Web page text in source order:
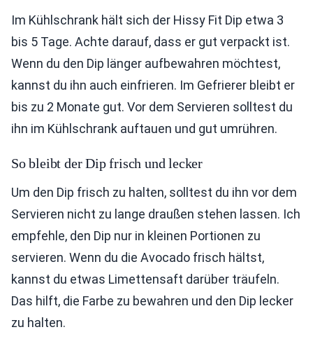
Im Kühlschrank hält sich der Hissy Fit Dip etwa 3
bis 5 Tage. Achte darauf, dass er gut verpackt ist.
Wenn du den Dip länger aufbewahren möchtest,
kannst du ihn auch einfrieren. Im Gefrierer bleibt er
bis zu 2 Monate gut. Vor dem Servieren solltest du
ihn im Kühlschrank auftauen und gut umrühren.
So bleibt der Dip frisch und lecker
Um den Dip frisch zu halten, solltest du ihn vor dem
Servieren nicht zu lange draußen stehen lassen. Ich
empfehle, den Dip nur in kleinen Portionen zu
servieren. Wenn du die Avocado frisch hältst,
kannst du etwas Limettensaft darüber träufeln.
Das hilft, die Farbe zu bewahren und den Dip lecker
zu halten.